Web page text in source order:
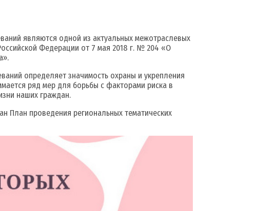
являются одной из актуальных межотраслевых
Федерации от 7 мая 2018 г. № 204 «О
определяет значимость охраны и укрепления
ряд мер для борьбы с факторами риска в
наших граждан.
проведения региональных тематических